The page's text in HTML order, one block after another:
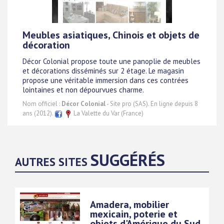
Meubles asiatiques, Chinois et objets de
décoration
Décor Colonial propose toute une panoplie de meubles
et décorations disséminés sur 2 étage. Le magasin
propose une véritable immersion dans ces contrées
lointaines et non dépourvues charme.
Nom officiel : Décor Colonial- Site pro (SAS). En ligne depuis 8
ans (2012).
La Valette du Var (France)
AUTRES SITES SUGGÉRÉS
Amadera, mobilier
mexicain, poterie et